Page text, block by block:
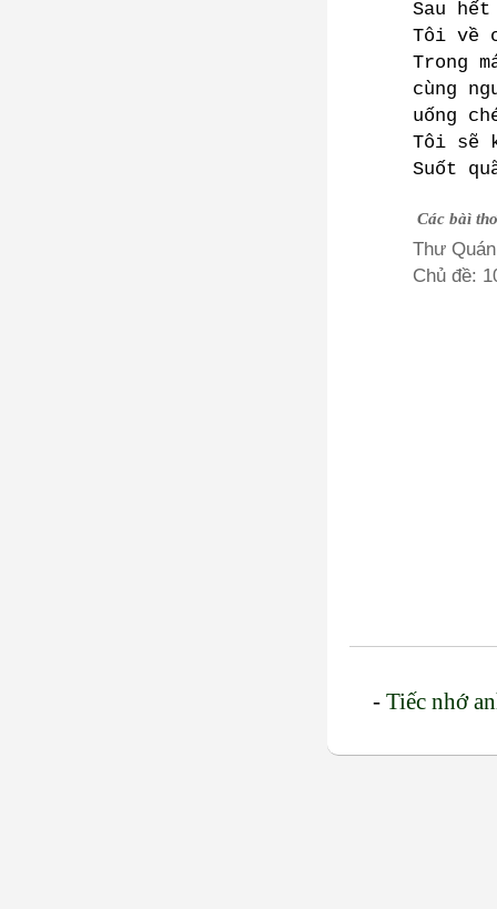
Sau
Tôi về
Trong
cùng
uống
Tôi sẽ
Suốt
Các bàì
Thư
Chủ đề:
-Tiếc nhớ